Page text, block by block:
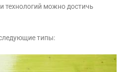
технологий можно достичь
типы: